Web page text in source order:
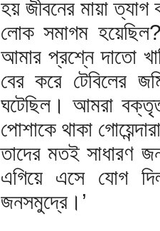
হয় জীবনের মায়া
লোক সমাগম
আমার প্রশ্নে দাতো
বের করে টেবিলের
ঘটেছিল। আমরা
পোশাকে থাকা
তাদের মতই সাধারণ
এগিয়ে এসে যোগ
জনসমুদ্রে।’